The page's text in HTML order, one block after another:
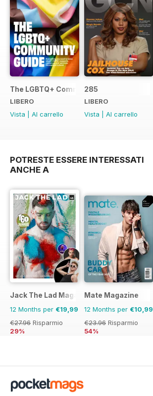
The LGBTQ+ Community Guide
LIBERO
Vista
Al carrello
285
LIBERO
Vista
Al carrello
POTRESTE ESSERE INTERESSATI
ANCHE A
Jack The Lad Magazine
12 Months per €19,99
€27.96 Risparmio
29%
Mate Magazine
12 Months per €10,99
€23.96 Risparmio
54%